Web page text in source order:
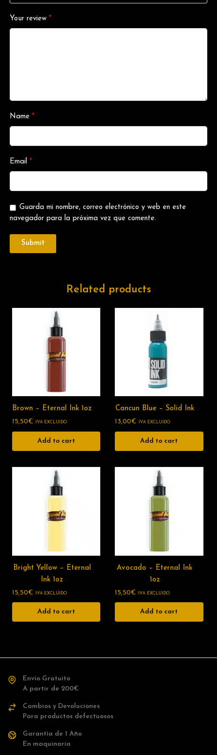
Your review *
Name *
Email *
Guarda mi nombre, correo electrónico y web en este
navegador para la próxima vez que comente.
Related products
Brown – Eternal Ink 1oz
15,50€ IVA EXCLUIDO
Add to cart
Cancun Blue – Solid Ink
13,00€ IVA EXCLUIDO
Add to cart
Bright Yellow – Eternal
Ink 1oz
15,50€ IVA EXCLUIDO
Add to cart
Avocado – Eternal Ink
1oz
15,50€ IVA EXCLUIDO
Add to cart
Envío Gratuito
A partir de 200€
Cambios y Devoluciones
Para productos defectuosos
Garantía de 1 Año
En maquinaria